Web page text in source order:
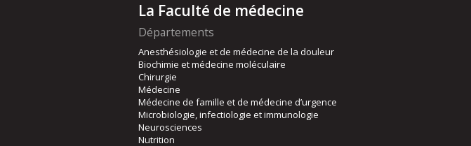
La Faculté de médecine
Départements
Anesthésiologie et de médecine de la douleur
Biochimie et médecine moléculaire
Chirurgie
Médecine
Médecine de famille et de médecine d’urgence
Microbiologie, infectiologie et immunologie
Neurosciences
Nutrition